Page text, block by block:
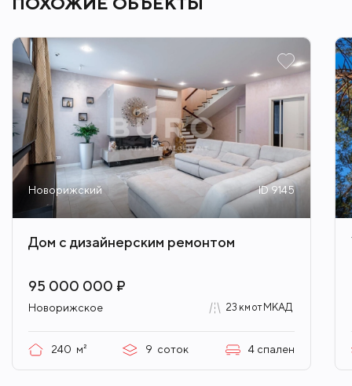
Новорижский ID 9145
Дом с дизайнерским ремонтом
95 000 000 ₽
Новорижское 23 км от МКАД
240 м² 9 соток 4 спален